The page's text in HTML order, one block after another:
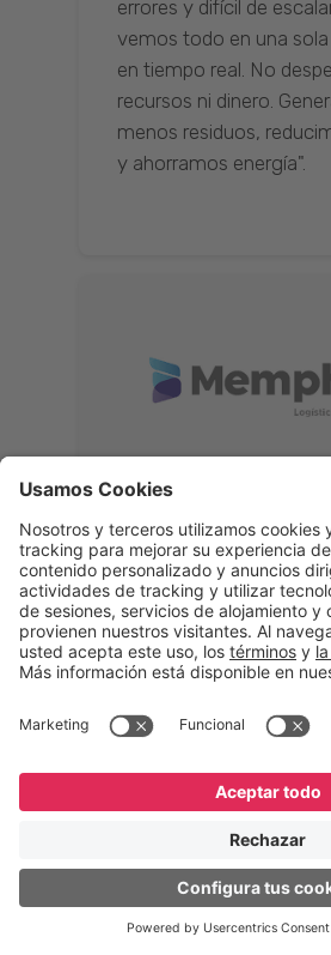
errores y difícil de
vemos todo en una
en tiempo real. No
recursos ni dinero.
menos residuos,
y ahorramos energía".
Memphis
Eduardo Ribeiro
CEO
“Con GeneXus
acompañar todas las
verificar, analizar,
garantizando calidad y
costos”.